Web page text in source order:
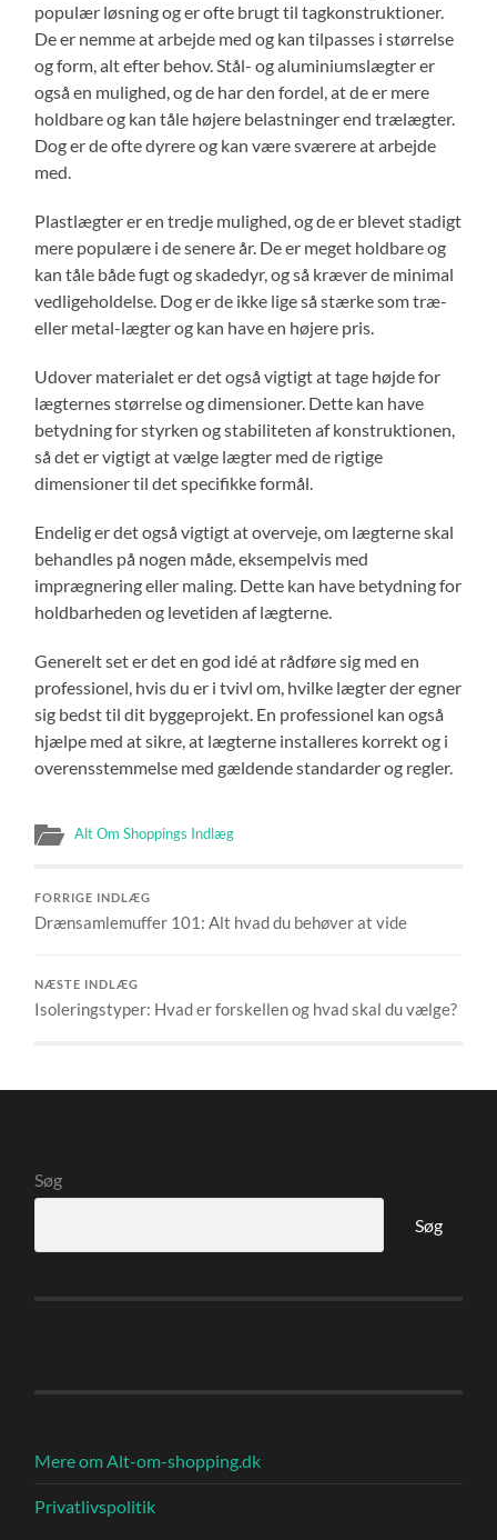
populær løsning og er ofte brugt til tagkonstruktioner.
De er nemme at arbejde med og kan tilpasses i størrelse
og form, alt efter behov. Stål- og aluminiumslægter er
også en mulighed, og de har den fordel, at de er mere
holdbare og kan tåle højere belastninger end trælægter.
Dog er de ofte dyrere og kan være sværere at arbejde
med.
Plastlægter er en tredje mulighed, og de er blevet stadigt
mere populære i de senere år. De er meget holdbare og
kan tåle både fugt og skadedyr, og så kræver de minimal
vedligeholdelse. Dog er de ikke lige så stærke som træ-
eller metal-lægter og kan have en højere pris.
Udover materialet er det også vigtigt at tage højde for
lægternes størrelse og dimensioner. Dette kan have
betydning for styrken og stabiliteten af konstruktionen,
så det er vigtigt at vælge lægter med de rigtige
dimensioner til det specifikke formål.
Endelig er det også vigtigt at overveje, om lægterne skal
behandles på nogen måde, eksempelvis med
imprægnering eller maling. Dette kan have betydning for
holdbarheden og levetiden af lægterne.
Generelt set er det en god idé at rådføre sig med en
professionel, hvis du er i tvivl om, hvilke lægter der egner
sig bedst til dit byggeprojekt. En professionel kan også
hjælpe med at sikre, at lægterne installeres korrekt og i
overensstemmelse med gældende standarder og regler.
Alt Om Shoppings Indlæg
FORRIGE INDLÆG
Drænsamlemuffer 101: Alt hvad du behøver at vide
NÆSTE INDLÆG
Isoleringstyper: Hvad er forskellen og hvad skal du vælge?
Søg
Søg
Mere om Alt-om-shopping.dk
Privatlivspolitik